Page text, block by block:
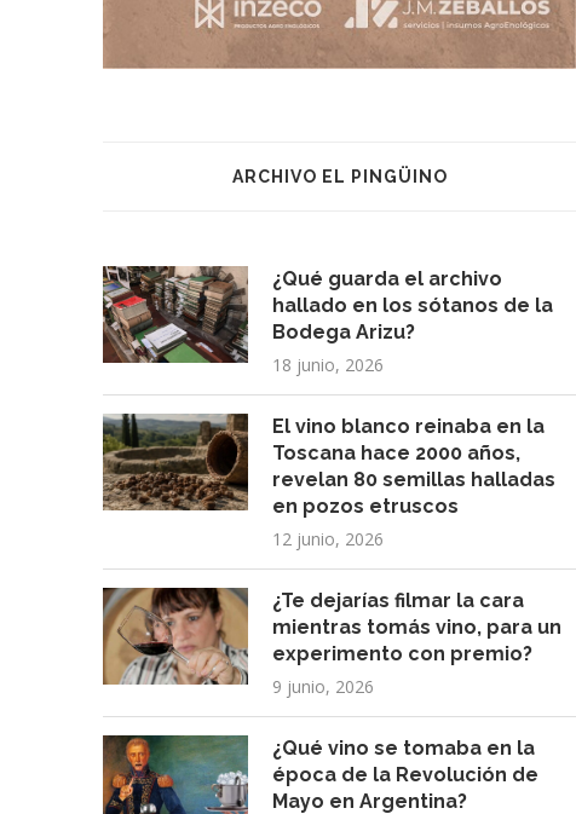
ARCHIVO EL PINGÜINO
¿Qué guarda el archivo
hallado en los sótanos de la
Bodega Arizu?
18 junio, 2026
El vino blanco reinaba en la
Toscana hace 2000 años,
revelan 80 semillas halladas
en pozos etruscos
12 junio, 2026
¿Te dejarías filmar la cara
mientras tomás vino, para un
experimento con premio?
9 junio, 2026
¿Qué vino se tomaba en la
época de la Revolución de
Mayo en Argentina?